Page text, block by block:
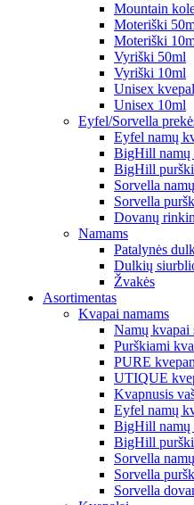
Mountain
Moteriški
Moteriški
Vyriški 50ml
Vyriški 10ml
Unisex
Unisex 10ml
Eyfel/Sorvella
Eyfel namų
BigHill namų
BigHill
Sorvella
Sorvella
Dovanų
Namams
Patalynės
Dulkių
Žvakės
Asortimentas
Kvapai namams
Namų kvapai
Purškiami
PURE
UTIQUE
Kvapnusis
Eyfel namų
BigHill namų
BigHill
Sorvella
Sorvella
Sorvella